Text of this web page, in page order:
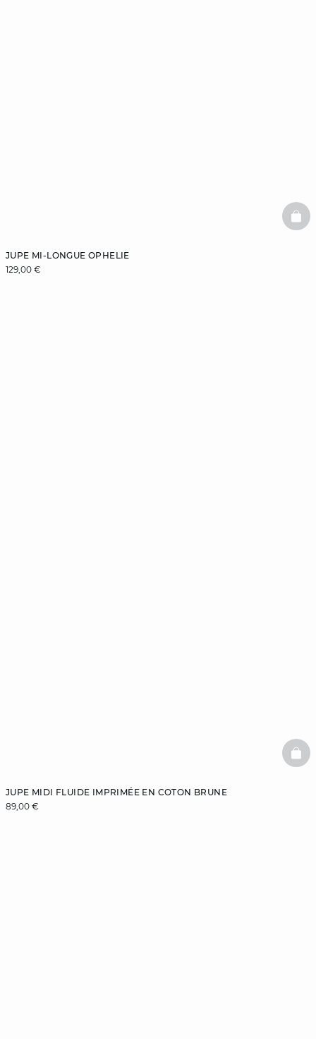
JUPE MI-LONGUE OPHELIE
129,00 €
JUPE MIDI FLUIDE IMPRIMÉE EN COTON BRUNE
89,00 €